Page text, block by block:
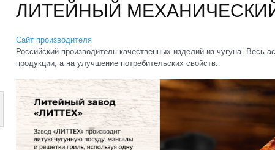
ЛИТЕЙНЫЙ
Сайт производителя
Российский производитель качественных изделий из чугуна. Весь
продукции, а на улучшение потребительских свойств.